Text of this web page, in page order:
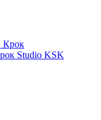
Studio KSK